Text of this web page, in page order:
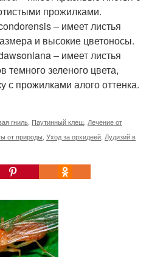
прожилками.
– имеет листья
и высокие цветоносы.
– имеет листья
темного зеленого цвета,
с прожилками алого оттенка.
гниль Паутинный клещ Лечение от
от природы Уход за орхидеей Лудизий в